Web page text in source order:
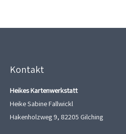
Kontakt
Heikes Kartenwerkstatt
Heike Sabine Fallwickl
Hakenholzweg 9, 82205 Gilching